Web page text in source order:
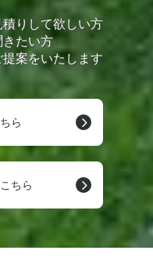
りして欲しい方
きたい方
案をいたします
ら
ちら